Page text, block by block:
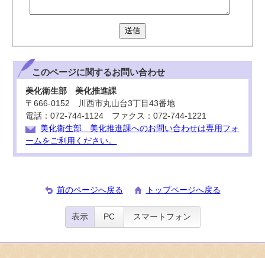
送信
このページに関するお問い合わせ
美化衛生部 美化推進課
〒666-0152 川西市丸山台3丁目43番地
電話：072-744-1124 ファクス：072-744-1221
美化衛生部 美化推進課へのお問い合わせは専用フォ
ームをご利用ください。
前のページへ戻る トップページへ戻る
表示 PC スマートフォン